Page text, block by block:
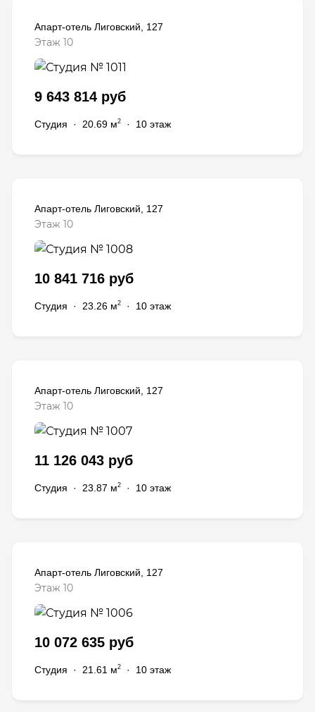
Апарт-отель Лиговский, 127
Этаж 10
9 643 814 руб
Студия · 20.69 м2 · 10 этаж
Апарт-отель Лиговский, 127
Этаж 10
10 841 716 руб
Студия · 23.26 м2 · 10 этаж
Апарт-отель Лиговский, 127
Этаж 10
11 126 043 руб
Студия · 23.87 м2 · 10 этаж
Апарт-отель Лиговский, 127
Этаж 10
10 072 635 руб
Студия · 21.61 м2 · 10 этаж